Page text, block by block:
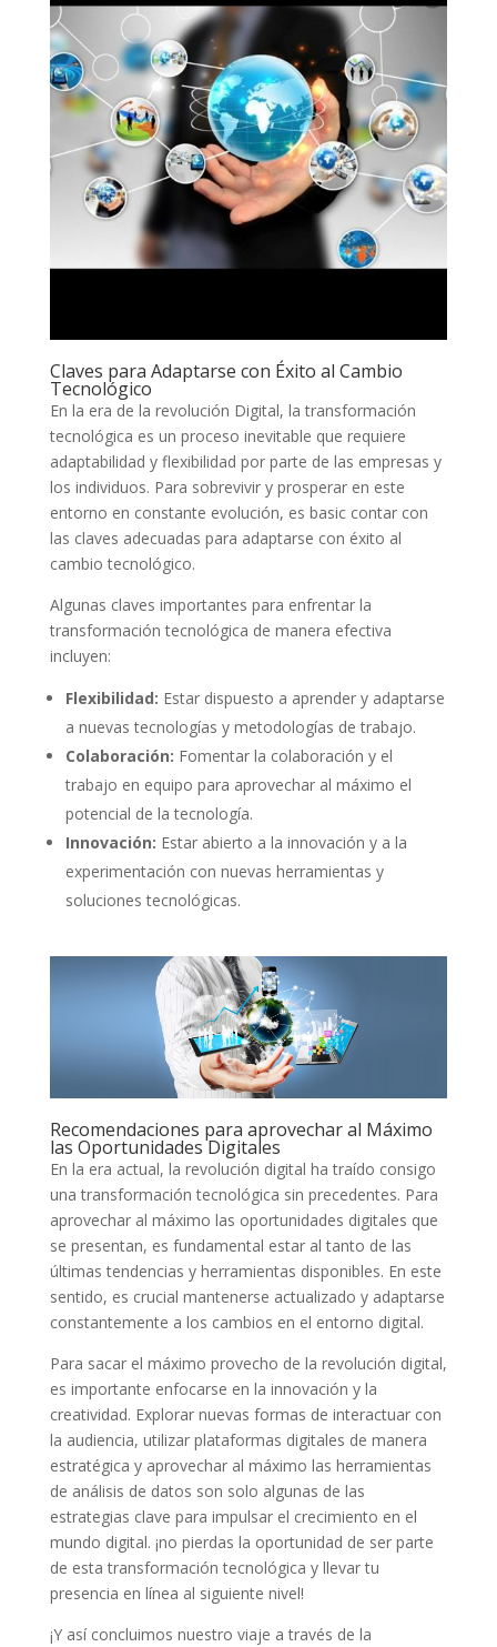
Claves ‍para Adaptarse con Éxito al​ Cambio
Tecnológico
En la era de la revolución‌ Digital, la transformación
tecnológica es un proceso inevitable que⁣ requiere
adaptabilidad⁣ y⁢ flexibilidad por parte de las ​empresas y
los ​individuos. Para sobrevivir y ​prosperar en este
entorno en constante evolución, es basic contar con
las claves​ adecuadas para adaptarse con‍ éxito al⁣
cambio tecnológico.
Algunas claves importantes para enfrentar la
transformación tecnológica de manera efectiva
incluyen:
Flexibilidad: Estar dispuesto ​a aprender y adaptarse
a nuevas tecnologías y metodologías de trabajo.
Colaboración: Fomentar la ⁢colaboración ​y el⁤
trabajo en equipo para aprovechar ⁤al máximo el
potencial de ​la tecnología.
Innovación: Estar ​abierto a la innovación y a la
experimentación con nuevas ⁢herramientas y
soluciones tecnológicas.
Recomendaciones para ⁢aprovechar al⁢ Máximo
las Oportunidades Digitales
En ​la era actual, la revolución digital ha traído consigo
una transformación tecnológica sin precedentes. Para
aprovechar al máximo las‌ oportunidades‍ digitales⁢ que
se ⁢presentan, es ⁤fundamental estar al tanto de las
últimas tendencias y herramientas⁤ disponibles.⁤ En este
sentido, es crucial mantenerse ⁣actualizado y adaptarse
constantemente a los cambios en el entorno​ digital.
Para sacar el máximo provecho de la revolución digital,​
es importante enfocarse en la ​innovación y la
creatividad. Explorar nuevas formas‌ de interactuar con
la ⁢audiencia, utilizar plataformas digitales de manera
estratégica y aprovechar al máximo las‍ herramientas
de análisis de datos son solo‌ algunas de las
estrategias clave para​ impulsar el‍ crecimiento en el
mundo‌ digital. ¡no pierdas la oportunidad de ser parte
de esta transformación tecnológica y llevar⁣ tu
presencia en línea al siguiente nivel!
¡Y así concluimos nuestro viaje a través de⁢ la